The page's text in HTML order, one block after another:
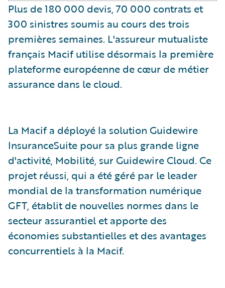
Plus de 180 000 devis, 70 000 contrats et
300 sinistres soumis au cours des trois
premières semaines. L'assureur mutualiste
français Macif utilise désormais la première
plateforme européenne de cœur de métier
assurance dans le cloud.
La Macif a déployé la solution Guidewire
InsuranceSuite pour sa plus grande ligne
d'activité, Mobilité, sur Guidewire Cloud. Ce
projet réussi, qui a été géré par le leader
mondial de la transformation numérique
GFT, établit de nouvelles normes dans le
secteur assurantiel et apporte des
économies substantielles et des avantages
concurrentiels à la Macif.